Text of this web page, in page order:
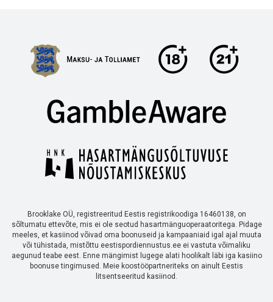
Brooklake OÜ, registreeritud Eestis registrikoodiga 16460138, on
sõltumatu ettevõte, mis ei ole seotud hasartmänguoperaatoritega. Pidage
meeles, et kasiinod võivad oma boonuseid ja kampaaniaid igal ajal muuta
või tühistada, mistõttu eestispordiennustus.ee ei vastuta võimaliku
aegunud teabe eest. Enne mängimist lugege alati hoolikalt läbi iga kasiino
boonuse tingimused. Meie koostööpartneriteks on ainult Eestis
litsentseeritud kasiinod.